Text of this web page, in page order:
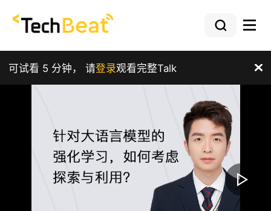
可试看 5 分钟， 请登录观看完整Talk